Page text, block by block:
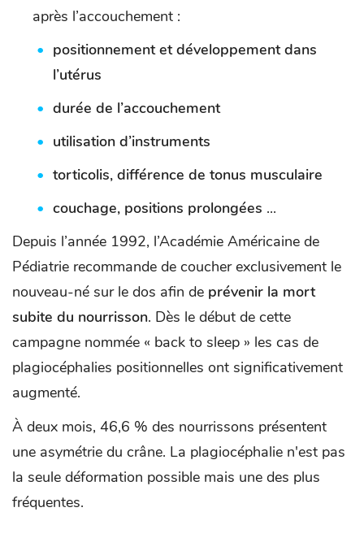
après l’accouchement :
positionnement et développement dans
l’utérus
durée de l’accouchement
utilisation d’instruments
torticolis, différence de tonus musculaire
couchage, positions prolongées ...
Depuis l’année 1992, l’Académie Américaine de
Pédiatrie recommande de coucher exclusivement le
nouveau-né sur le dos afin de prévenir la mort
subite du nourrisson. Dès le début de cette
campagne nommée « back to sleep » les cas de
plagiocéphalies positionnelles ont significativement
augmenté.
À deux mois, 46,6 % des nourrissons présentent
une asymétrie du crâne. La plagiocéphalie n'est pas
la seule déformation possible mais une des plus
fréquentes.